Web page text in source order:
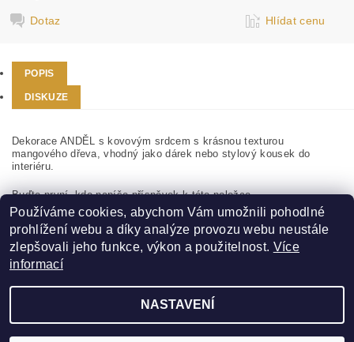
Dotaz Hlídat cenu
POPIS
DISKUZE
Dekorace ANDĚL s kovovým srdcem s krásnou texturou
mangového dřeva, vhodný jako dárek nebo stylový kousek do
interiéru.
Buďte první, kdo napíše příspěvek k této položce.
Přidat komentář
2026 ©ZLATÁ VÍNA, všechna práva vyhrazena
Používáme cookies, abychom Vám umožnili pohodlné
prohlížení webu a díky analýze provozu webu neustále
zlepšovali jeho funkce, výkon a použitelnost. Více
informací
NASTAVENÍ